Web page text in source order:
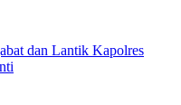
dan Lantik Kapolres